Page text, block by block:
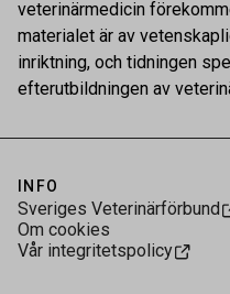
veterinärmedicin
materialet är av
inriktning, och tidningen
efterutbildningen av
INFO
Sveriges Veterinärförbund
Om cookies
Vår integritetspolicy